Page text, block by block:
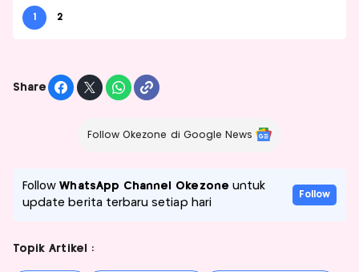
1 2
Share
Follow Okezone di Google News
FollowWhatsApp Channel Okezone untuk
update berita terbaru setiap hari
Follow
Topik Artikel :